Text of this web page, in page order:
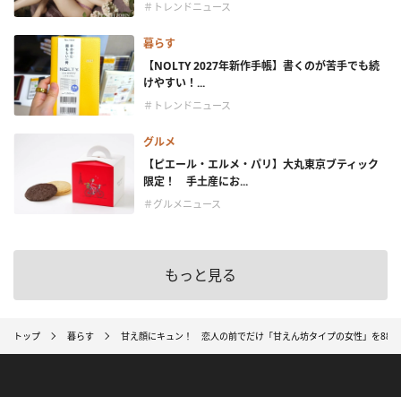
＃トレンドニュース
暮らす
【NOLTY 2027年新作手帳】書くのが苦手でも続
けやすい！...
＃トレンドニュース
グルメ
【ピエール・エルメ・パリ】大丸東京ブティック
限定！ 手土産にお...
＃グルメニュース
もっと見る
トップ 暮らす 甘え顔にキュン！ 恋人の前でだけ「甘えん坊タイプの女性」を